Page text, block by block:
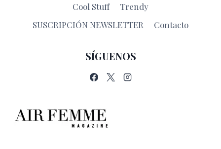
Cool Stuff
Trendy
SUSCRIPCIÓN NEWSLETTER
Contacto
SÍGUENOS